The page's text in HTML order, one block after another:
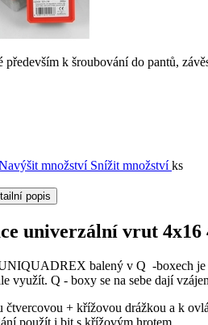
k šroubování do pantů,
množství Snížit množstvíks
popis
univerzální vrut 4x16
balený v Q -boxech
využít. Q - boxy se na sebe dají
+ křížovou drážkou a k
použít i bit s křížovým hrotem.